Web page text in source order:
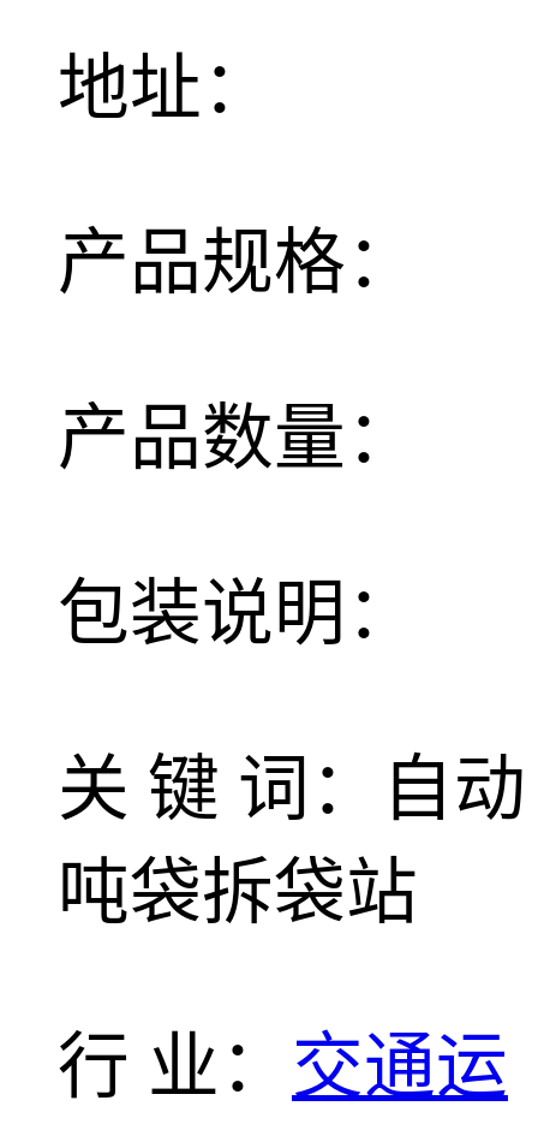
地址：
产品规格：
产品数量：
包装说明：
关 键 词：自动
吨袋拆袋站
行 业： 交通运